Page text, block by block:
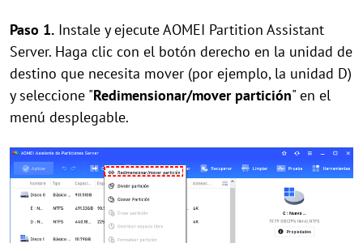
Paso 1. Instale y ejecute AOMEI Partition Assistant
Server. Haga clic con el botón derecho en la unidad de
destino que necesita mover (por ejemplo, la unidad D)
y seleccione "Redimensionar/mover partición" en el
menú desplegable.